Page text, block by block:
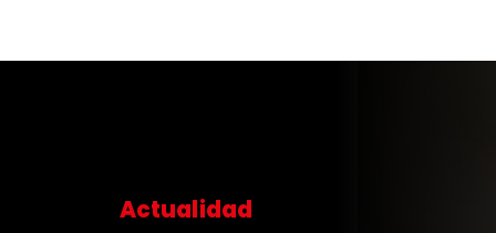
Actualidad